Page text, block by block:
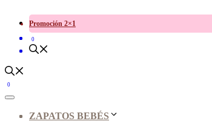
Promoción 2×1
0
0
ZAPATOS BEBÉS